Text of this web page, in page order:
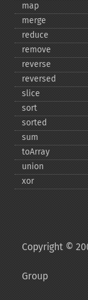
map
merge
reduce
remove
reverse
reversed
slice
sort
sorted
sum
toArray
union
xor
Copyright ©
Group